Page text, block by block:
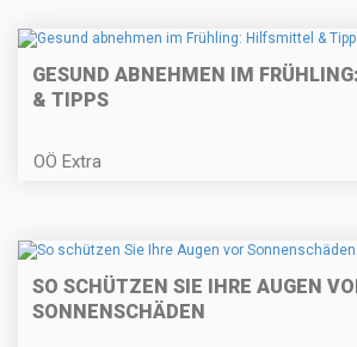
GESUND ABNEHMEN IM
& TIPPS
OÖ Extra
SO SCHÜTZEN SIE IHRE AUGEN
SONNENSCHÄDEN